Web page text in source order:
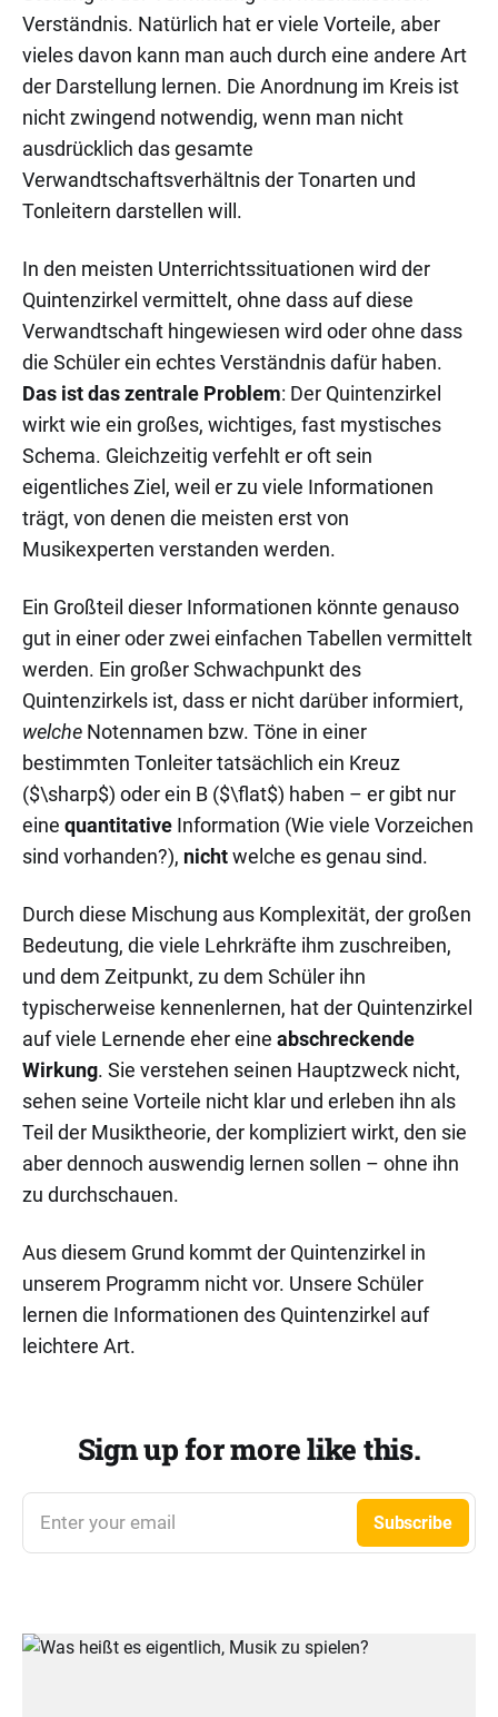
Verständnis. Natürlich hat er viele Vorteile, aber
vieles davon kann man auch durch eine andere Art
der Darstellung lernen. Die Anordnung im Kreis ist
nicht zwingend notwendig, wenn man nicht
ausdrücklich das gesamte
Verwandtschaftsverhältnis der Tonarten und
Tonleitern darstellen will.
In den meisten Unterrichtssituationen wird der
Quintenzirkel vermittelt, ohne dass auf diese
Verwandtschaft hingewiesen wird oder ohne dass
die Schüler ein echtes Verständnis dafür haben.
Das ist das zentrale Problem: Der Quintenzirkel
wirkt wie ein großes, wichtiges, fast mystisches
Schema. Gleichzeitig verfehlt er oft sein
eigentliches Ziel, weil er zu viele Informationen
trägt, von denen die meisten erst von
Musikexperten verstanden werden.
Ein Großteil dieser Informationen könnte genauso
gut in einer oder zwei einfachen Tabellen vermittelt
werden. Ein großer Schwachpunkt des
Quintenzirkels ist, dass er nicht darüber informiert,
welche Notennamen bzw. Töne in einer
bestimmten Tonleiter tatsächlich ein Kreuz
($\sharp$) oder ein B ($\flat$) haben – er gibt nur
eine quantitative Information (Wie viele Vorzeichen
sind vorhanden?), nichtwelche es genau sind.
Durch diese Mischung aus Komplexität, der großen
Bedeutung, die viele Lehrkräfte ihm zuschreiben,
und dem Zeitpunkt, zu dem Schüler ihn
typischerweise kennenlernen, hat der Quintenzirkel
auf viele Lernende eher eine abschreckende
Wirkung. Sie verstehen seinen Hauptzweck nicht,
sehen seine Vorteile nicht klar und erleben ihn als
Teil der Musiktheorie, der kompliziert wirkt, den sie
aber dennoch auswendig lernen sollen – ohne ihn
zu durchschauen.
Aus diesem Grund kommt der Quintenzirkel in
unserem Programm nicht vor. Unsere Schüler
lernen die Informationen des Quintenzirkel auf
leichtere Art.
Sign up for more like this.
Enter your email Subscribe